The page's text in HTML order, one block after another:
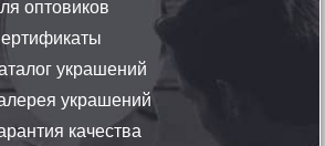
оптовиков
украшений
украшений
качества